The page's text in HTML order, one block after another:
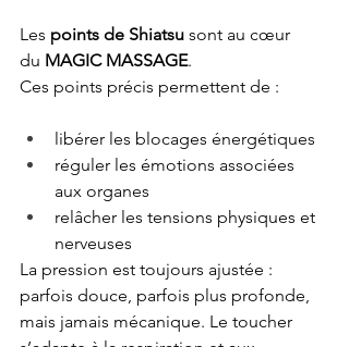
Les points de Shiatsu sont au cœur
du MAGIC MASSAGE.
Ces points précis permettent de :
libérer les blocages énergétiques
réguler les émotions associées
aux organes
relâcher les tensions physiques et
nerveuses
La pression est toujours ajustée :
parfois douce, parfois plus profonde,
mais jamais mécanique. Le toucher